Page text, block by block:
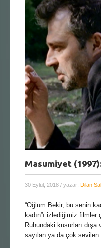
Masumiyet (1997):
30 Eylül, 2018 / yazar: Dilan
“Oğlum Bekir, bu senin
kadın”ı izlediğimiz filmler
Ruhundaki kusurları dışa
sayılan ya da çok sevilen